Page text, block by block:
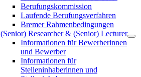
Berufungskommission
Laufende Berufungsverfahren
Bremer Rahmenbedingungen
(Senior) Researcher & (Senior) Lecturer
Informationen für Bewerberinnen
und Bewerber
Informationen für
Stelleninhaberinnen und